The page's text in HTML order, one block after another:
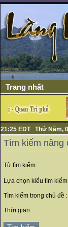
Trang nhất
21:25 EDT Thứ Năm,
Tìm kiếm nâng
Từ tìm kiếm :
Lựa chọn kiểu tìm
Tìm kiếm trong chủ đề :
Thời gian :